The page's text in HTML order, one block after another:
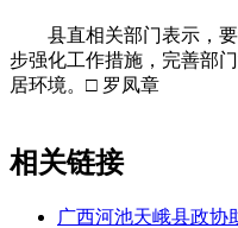
县直相关部门表示，要
步强化工作措施，完善部
居环境。□ 罗凤章
相关链接
广西河池天峨县政协